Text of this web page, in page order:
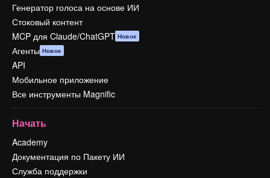
Генератор голоса на основе ИИ
Стоковый контент
MCP для Claude/ChatGPT Новое
Агенты Новое
API
Мобильное приложение
Все инструменты Magnific
Начать
Academy
Документация по Пакету ИИ
Служба поддержки